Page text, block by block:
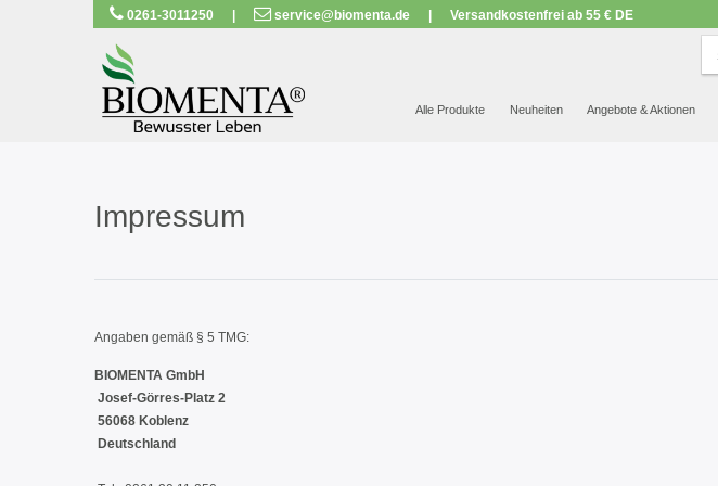
AUSGEZEICHNET.org 23.570 Bewertungen
0261-3011250 | service@biomenta.de | Versandkostenfrei ab 55 € DE
Alle Produkte Neuheiten Angebote & Aktionen
Impressum
Angaben gemäß § 5 TMG:
BIOMENTA GmbH
Josef-Görres-Platz 2
56068 Koblenz
Deutschland